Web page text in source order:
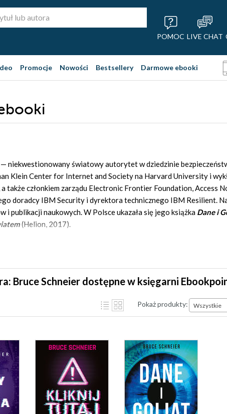
POMOC LIVE CHAT
Promocje Nowości Bestsellery Darmowe ebooki
— niekwestionowany światowy autorytet w dziedzinie
Klein Center for Internet and Society na Harvard University i
a także członkiem zarządu Electronic Frontier Foundation, Access
doradcy IBM Security i dyrektora technicznego IBM Resilient.
i publikacji naukowych. W Polsce ukazała się jego książka Dane i
(Helion, 2017).
Bruce Schneier dostępne w księgarni
Pokaż produkty: Wszystkie